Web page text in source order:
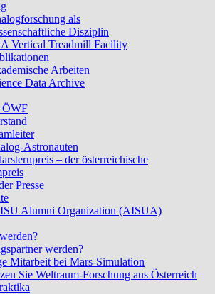
als
Disziplin
Vertical Treadmill Facility
Arbeiten
Data Archive
ÖWF
Astronauten
– der österreichische
Presse
Alumni Organization (AISUA)
werden?
Mitarbeit bei Mars-Simulation
Sie Weltraum-Forschung aus Österreich